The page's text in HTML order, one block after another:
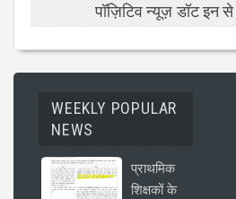
पॉज़िटिव न्यूज़ डॉट इन से
WEEKLY POPULAR
NEWS
प्राथमिक
शिक्षकों के